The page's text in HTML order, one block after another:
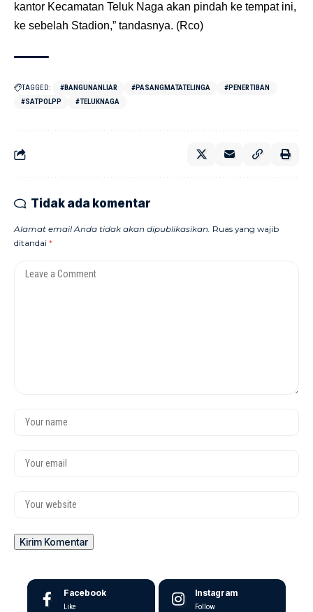
kantor Kecamatan Teluk Naga akan pindah ke tempat ini,
ke sebelah Stadion,” tandasnya. (Rco)
TAGGED: #BANGUNANLIAR #PASANGMATATELINGA
#PENERTIBAN
#SATPOLPP
#TELUKNAGA
Tidak ada komentar
Alamat email Anda tidak akan dipublikasikan. Ruas yang wajib
ditandai *
Facebook
Like
Instagram
Follow